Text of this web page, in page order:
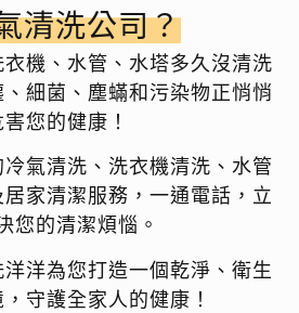
清洗公司？
機、水管、水塔多久沒清洗
細菌、塵蟎和污染物正悄悄
害您的健康！
氣清洗、洗衣機清洗、水管
家清潔服務，一通電話，立
您的清潔煩惱。
洋為您打造一個乾淨、衛生
守護全家人的健康！